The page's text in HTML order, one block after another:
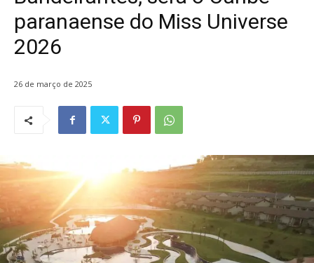
paranaense do Miss Universe
2026
26 de março de 2025